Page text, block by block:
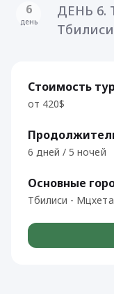
6
день
ДЕНЬ 6.
Стоимость
от 420$
6 дней / 5 ночей
Основные
Тбилиси - Мцхета